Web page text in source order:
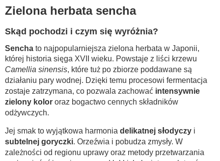
Zielona herbata sencha
Skąd pochodzi i czym się wyróżnia?
Sencha to najpopularniejsza zielona herbata w Japonii,
której historia sięga XVII wieku. Powstaje z liści krzewu
Camellia sinensis, które tuż po zbiorze poddawane są
działaniu pary wodnej. Dzięki temu procesowi fermentacja
zostaje zatrzymana, co pozwala zachować intensywnie
zielony kolor oraz bogactwo cennych składników
odżywczych.
Jej smak to wyjątkowa harmonia delikatnej słodyczy i
subtelnej goryczki. Orzeźwia i pobudza zmysły. W
zależności od regionu uprawy oraz metody przetwarzania